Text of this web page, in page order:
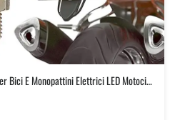
FRECCE 2 Indicatori Di Direzione Per Bici E Monopattini Elettrici LED Motocicletta 12 V LED